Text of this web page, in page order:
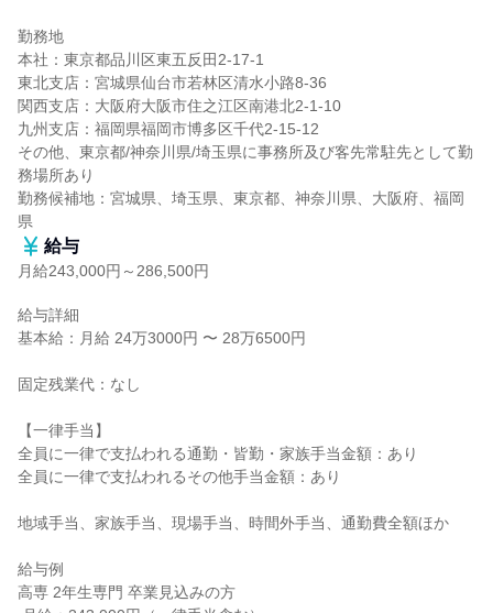
勤務地
本社：東京都品川区東五反田2-17-1
東北支店：宮城県仙台市若林区清水小路8-36
関西支店：大阪府大阪市住之江区南港北2-1-10
九州支店：福岡県福岡市博多区千代2-15-12
その他、東京都/神奈川県/埼玉県に事務所及び客先常駐先として勤
務場所あり
勤務候補地：宮城県、埼玉県、東京都、神奈川県、大阪府、福岡
県
給与
月給243,000円～286,500円
給与詳細
基本給：月給 24万3000円 〜 28万6500円
固定残業代：なし
【一律手当】
全員に一律で支払われる通勤・皆勤・家族手当金額：あり
全員に一律で支払われるその他手当金額：あり
地域手当、家族手当、現場手当、時間外手当、通勤費全額ほか
給与例
高専 2年生専門 卒業見込みの方